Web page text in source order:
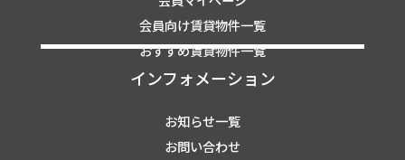
会員向け賃貸物件一覧
おすすめ賃貸物件一覧
インフォメーション
お知らせ一覧
お問い合わせ